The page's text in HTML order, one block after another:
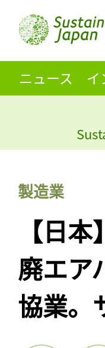
ニュース イ
製造業
【日
廃エア
協業。